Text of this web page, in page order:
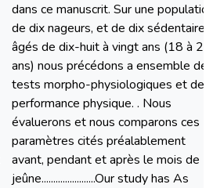
dans ce manuscrit. Sur une
de dix nageurs, et de dix sédentaire
âgés de dix-huit à vingt ans (18 à 20
ans) nous précédons a ensemble de
tests morpho-physiologiques et de
performance physique. . Nous
évaluerons et nous comparons ces
paramètres cités préalablement
avant, pendant et après le mois de
jeûne.......................Our study has As